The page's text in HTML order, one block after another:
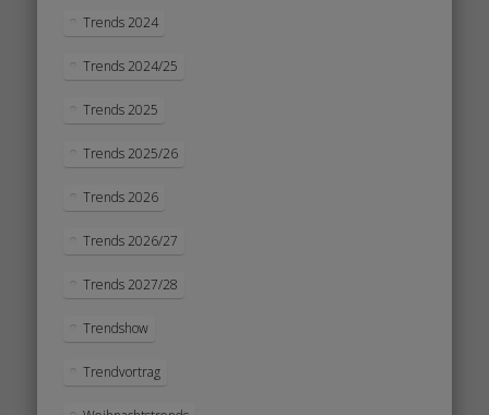
Trends 2024
Trends 2024/25
Trends 2025
Trends 2025/26
Trends 2026
Trends 2026/27
Trends 2027/28
Trendshow
Trendvortrag